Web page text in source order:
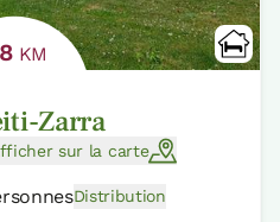
8 KM
Zarra
sur la carte
Distribution